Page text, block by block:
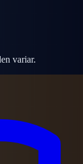
variar.